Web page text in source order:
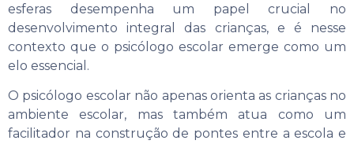
esferas desempenha um papel crucial no
desenvolvimento integral das crianças, e é nesse
contexto que o psicólogo escolar emerge como um
elo essencial.
O psicólogo escolar não apenas orienta as crianças no
ambiente escolar, mas também atua como um
facilitador na construção de pontes entre a escola e